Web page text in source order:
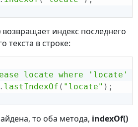
возвращает индекс последнего
текста в строке:
locate where 'locate'
. lastIndexOf ( "locate" ) ;
то оба метода, indexOf()